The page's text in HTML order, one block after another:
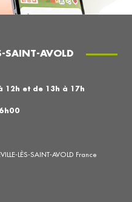
SAINT-AVOLD
LÈS-SAINT-AVOLD France
12h et de 13h à 17h